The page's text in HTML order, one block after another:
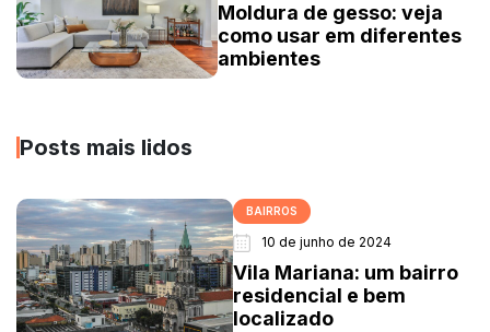
Moldura de gesso: veja
como usar em diferentes
ambientes
Posts mais lidos
BAIRROS
10 de junho de 2024
Vila Mariana: um bairro
residencial e bem
localizado